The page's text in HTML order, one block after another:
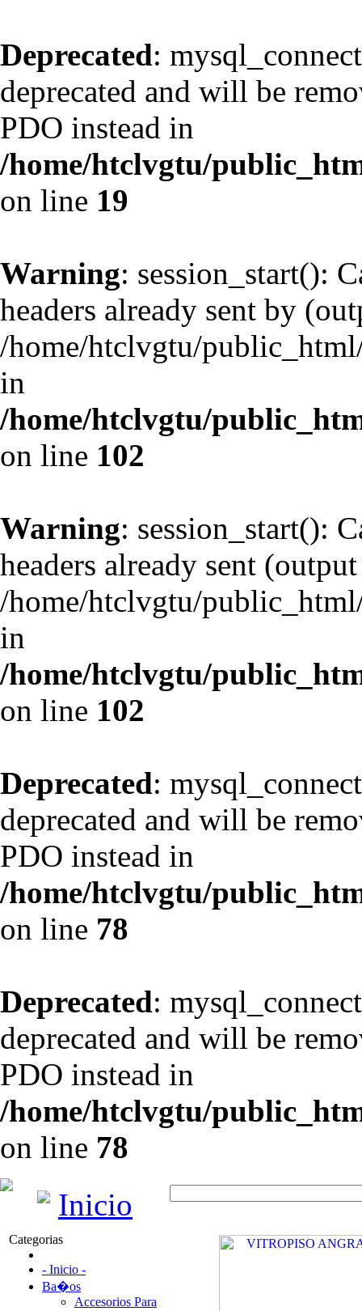
Deprecated:
deprecated and will be
PDO instead in
/home/htclvgtu/
on line 19
Warning: session_start():
headers already sent by
/home/htclvgtu/
in
/home/htclvgtu/
on line 102
Warning: session_start():
headers already sent
/home/htclvgtu/
in
/home/htclvgtu/
on line 102
Deprecated:
deprecated and will be
PDO instead in
/home/htclvgtu/
on line 78
Deprecated:
deprecated and will be
PDO instead in
/home/htclvgtu/
on line 78
Inicio
Categorias
- Inicio -
Ba�os
Accesorios Para